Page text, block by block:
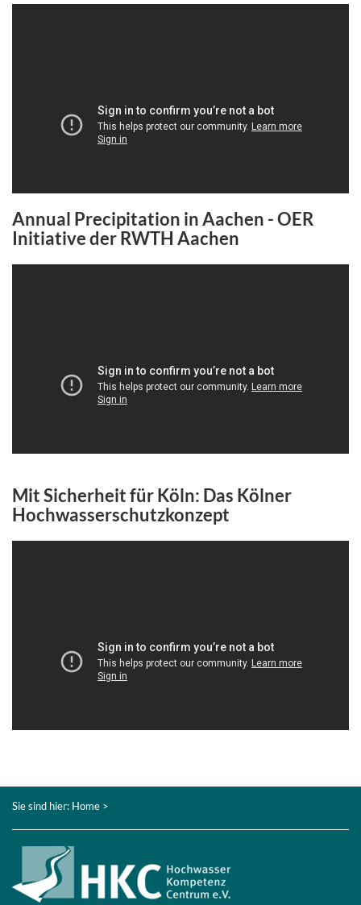
Annual Precipitation in Aachen - OER
Initiative der RWTH Aachen
Mit Sicherheit für Köln: Das Kölner
Hochwasserschutzkonzept
Sie sind hier: Home >